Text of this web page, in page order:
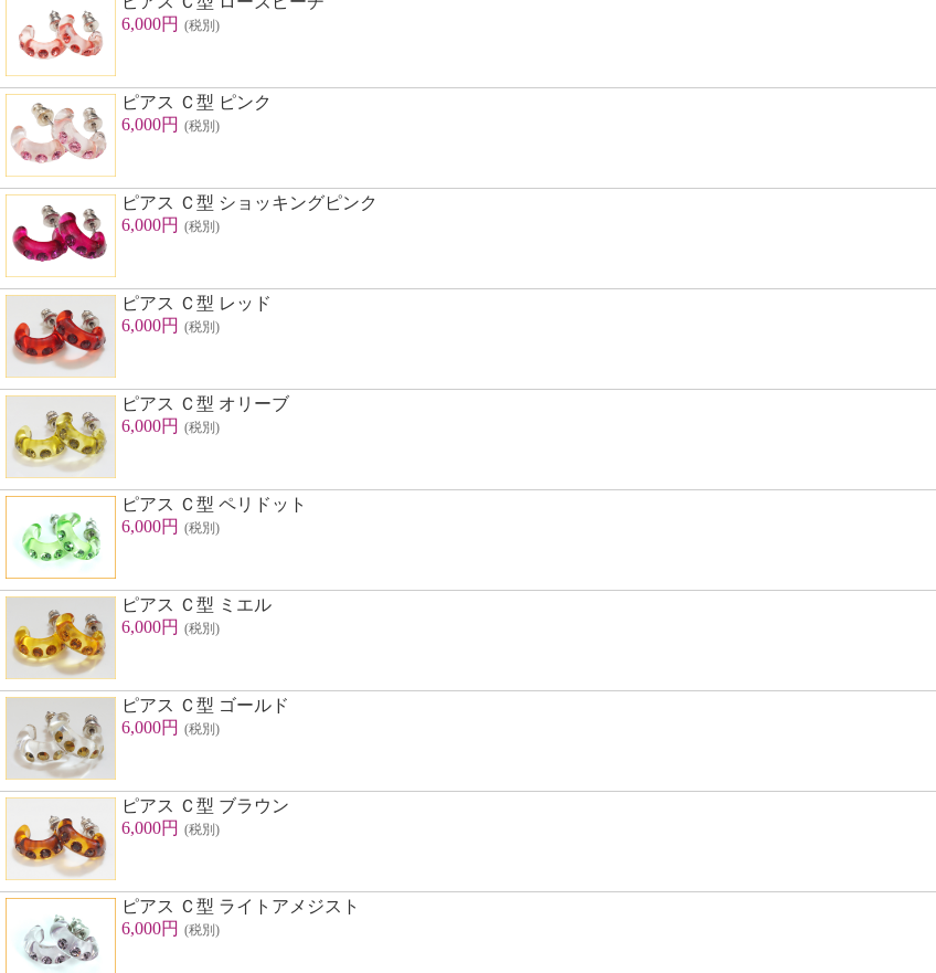
6,000円 (税別)
ピアス Ｃ型 ピンク
6,000円 (税別)
ピアス Ｃ型 ショッキングピンク
6,000円 (税別)
ピアス Ｃ型 レッド
6,000円 (税別)
ピアス Ｃ型 オリーブ
6,000円 (税別)
ピアス Ｃ型 ペリドット
6,000円 (税別)
ピアス Ｃ型 ミエル
6,000円 (税別)
ピアス Ｃ型 ゴールド
6,000円 (税別)
ピアス Ｃ型 ブラウン
6,000円 (税別)
ピアス Ｃ型 ライトアメジスト
6,000円 (税別)